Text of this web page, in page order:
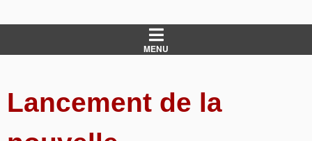
MENU
Lancement de la